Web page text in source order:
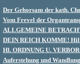
Der Gehorsam der kath.
Vom Frevel der
ALLGEMEINE
DEIN REICH KOMME!
Hl. ORDNUNG U.
Auferstehung und Wandlung